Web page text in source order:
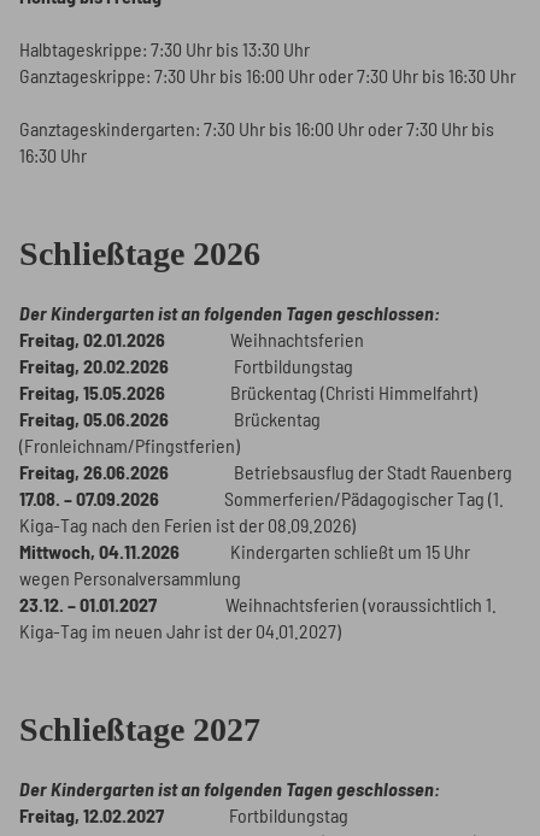
Halbtageskrippe: 7:30 Uhr bis 13:30 Uhr
Ganztageskrippe: 7:30 Uhr bis 16:00 Uhr oder 7:30 Uhr bis 16:30 Uhr
Ganztageskindergarten: 7:30 Uhr bis 16:00 Uhr oder 7:30 Uhr bis
16:30 Uhr
Schließtage 2026
Der Kindergarten ist an folgenden Tagen geschlossen:
Freitag, 02.01.2026Weihnachtsferien
Freitag, 20.02.2026Fortbildungstag
Freitag, 15.05.2026Brückentag (Christi Himmelfahrt)
Freitag, 05.06.2026Brückentag
(Fronleichnam/Pfingstferien)
Freitag, 26.06.2026Betriebsausflug der Stadt Rauenberg
17.08. – 07.09.2026Sommerferien/Pädagogischer Tag (1.
Kiga-Tag nach den Ferien ist der 08.09.2026)
Mittwoch, 04.11.2026
Kindergarten schließt um 15 Uhr
wegen Personalversammlung
23.12. – 01.01.2027Weihnachtsferien (voraussichtlich 1.
Kiga-Tag im neuen Jahr ist der 04.01.2027)
Schließtage 2027
Der Kindergarten ist an folgenden Tagen geschlossen:
Freitag, 12.02.2027Fortbildungstag